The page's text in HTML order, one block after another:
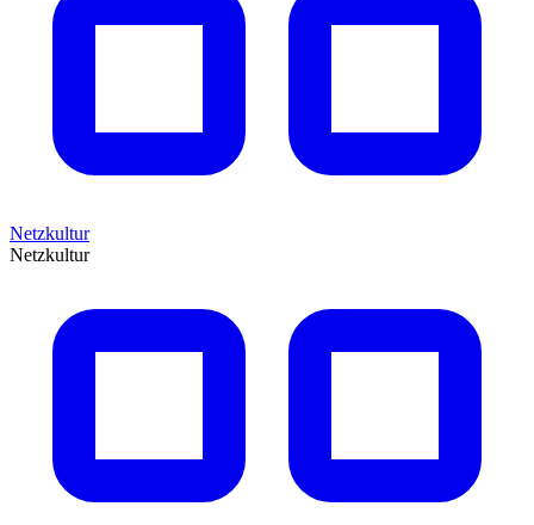
Netzkultur
Netzkultur